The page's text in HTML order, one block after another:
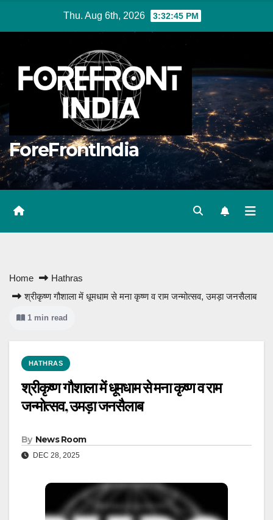
Thu. Aug 6th, 2026 3:32:46 PM
ForeFrontIndia
Home
Hathras
श्रीकृष्ण गौशाला में धूमधाम से मना कृष्ण व राम जन्मोत्सव, उमड़ा जनसैलाब
1 min read
HATHRAS
श्रीकृष्ण गौशाला में धूमधाम से मना कृष्ण व राम
जन्मोत्सव, उमड़ा जनसैलाब
By News Room
DEC 28, 2025